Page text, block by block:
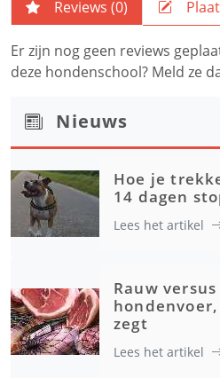
Reviews (0)
Er zijn nog geen reviews
deze hondenschool? Meld ze
Nieuws
Hoe je
14 dagen
Lees het artikel
Rauw
zegt
Lees het artikel